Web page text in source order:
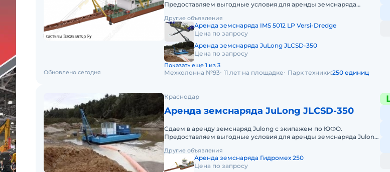
Предоставляем выгодные условия для аренды земснаряда
Другие объявления
Аренда земснаряда IMS 5012 LP Versi-Dredge
Цена по запросу
Аренда земснаряда JuLong JLCSD-350
Цена по запросу
Показать еще 1 из 3
Обновлено сегодня Мехколонна №93 11 лет на площадке Парк техники:250 единиц
Краснодар
Аренда земснаряда JuLong JLCSD-350
Сдаем в аренду земснаряд Julong с экипажем по ЮФО.
Предоставляем выгодные условия для аренды земснаряда Julong
Другие объявления
Аренда земснаряда Гидромех 250
Цена по запросу